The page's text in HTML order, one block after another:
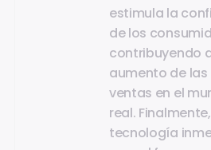
estimula la
de los
contribuyendo
aumento de las
ventas en el
real.
tecnología